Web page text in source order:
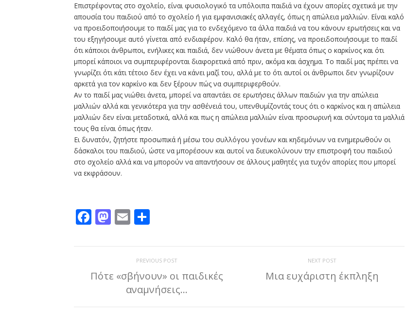
Επιστρέφοντας στο σχολείο, είναι φυσιολογικό τα υπόλοιπα παιδιά να έχουν απορίες σχετικά με την
απουσία του παιδιού από το σχολείο ή για εμφανισιακές αλλαγές, όπως η απώλεια μαλλιών. Είναι καλό
να προειδοποιήσουμε το παιδί μας για το ενδεχόμενο τα άλλα παιδιά να του κάνουν ερωτήσεις και να
του εξηγήσουμε αυτό γίνεται από ενδιαφέρον. Καλό θα ήταν, επίσης, να προειδοποιήσουμε το παιδί
ότι κάποιοι άνθρωποι, ενήλικες και παιδιά, δεν νιώθουν άνετα με θέματα όπως ο καρκίνος και ότι
μπορεί κάποιοι να συμπεριφέρονται διαφορετικά από πριν, ακόμα και άσχημα. Το παιδί μας πρέπει να
γνωρίζει ότι κάτι τέτοιο δεν έχει να κάνει μαζί του, αλλά με το ότι αυτοί οι άνθρωποι δεν γνωρίζουν
αρκετά για τον καρκίνο και δεν ξέρουν πώς να συμπεριφερθούν.
Αν το παιδί μας νιώθει άνετα, μπορεί να απαντάει σε ερωτήσεις άλλων παιδιών για την απώλεια
μαλλιών αλλά και γενικότερα για την ασθένειά του, υπενθυμίζοντάς τους ότι ο καρκίνος και η απώλεια
μαλλιών δεν είναι μεταδοτικά, αλλά και πως η απώλεια μαλλιών είναι προσωρινή και σύντομα τα μαλλιά
τους θα είναι όπως ήταν.
Ει δυνατόν, ζητήστε προσωπικά ή μέσω του συλλόγου γονέων και κηδεμόνων να ενημερωθούν οι
δάσκαλοι του παιδιού, ώστε να μπορέσουν και αυτοί να διευκολύνουν την επιστροφή του παιδιού
στο σχολείο αλλά και να μπορούν να απαντήσουν σε άλλους μαθητές για τυχόν απορίες που μπορεί
να εκφράσουν.
Facebook
Mastodon
Email
PREVIOUS POST
Πότε «σβήνουν» οι παιδικές
αναμνήσεις…
NEXT POST
Μια ευχάριστη έκπληξη